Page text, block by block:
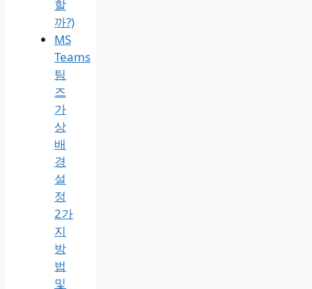
할
까?)
MS
Teams
팀
즈
가
상
배
경
설
정
2가
지
방
법
및